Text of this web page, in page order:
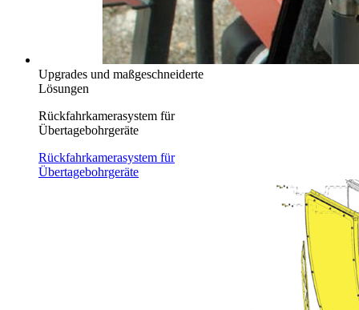
Upgrades und maßgeschneiderte
Lösungen
Rückfahrkamerasystem für
Übertagebohrgeräte
Rückfahrkamerasystem für
Übertagebohrgeräte